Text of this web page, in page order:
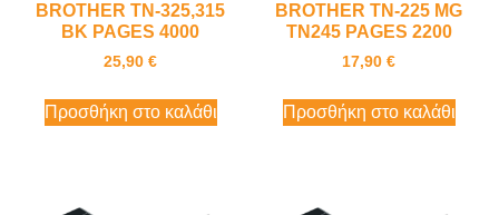
BROTHER TN-325,315
BK PAGES 4000
25,90 €
Προσθήκη στο καλάθι
BROTHER TN-225 MG
TN245 PAGES 2200
17,90 €
Προσθήκη στο καλάθι